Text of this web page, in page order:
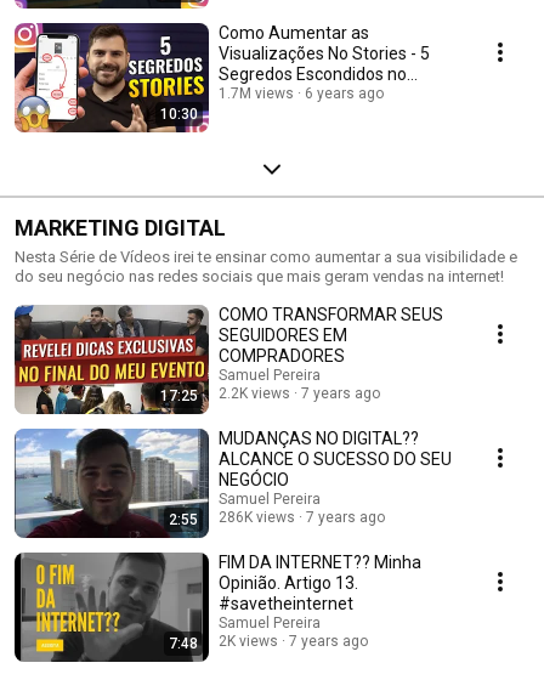
10:30
Como Aumentar as
Visualizações No Stories - 5
Segredos Escondidos no
Instagram
1.7M views 6 years ago
MARKETING DIGITAL
Nesta Série de Vídeos irei te ensinar como aumentar a sua visibilidade e
do seu negócio nas redes sociais que mais geram vendas na internet!
17:25
COMO TRANSFORMAR SEUS
SEGUIDORES EM
COMPRADORES
Samuel Pereira
2.2K views
7 years ago
2:55
MUDANÇAS NO DIGITAL??
ALCANCE O SUCESSO DO SEU
NEGÓCIO
Samuel Pereira
286K views
7 years ago
7:48
FIM DA INTERNET?? Minha
Opinião. Artigo 13.
#savetheinternet
Samuel Pereira
2K views
7 years ago